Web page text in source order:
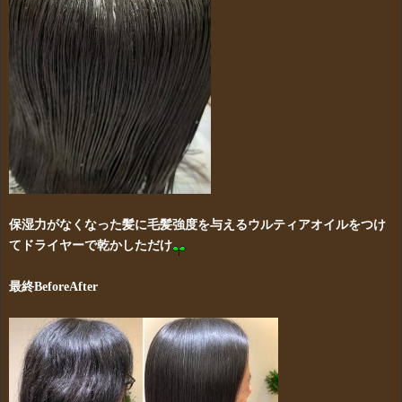
保湿力がなくなった髪に毛髪強度を与えるウルティアオイルをつけ
てドライヤーで乾かしただけ
最終BeforeAfter